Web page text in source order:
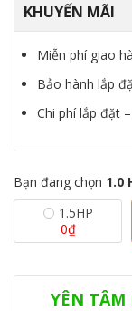
KHUYẾN MÃI
Miễn phí giao
Bảo hành lắp
Chi phí lắp đặt
Bạn đang chọn 1.0
1.5HP
0₫
SKU:LG IEC09G1
treo tường LG
YÊN TÂM